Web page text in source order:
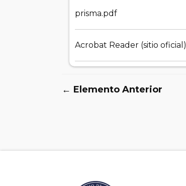
prisma.pdf
Acrobat Reader (sitio oficial)
← Elemento Anterior